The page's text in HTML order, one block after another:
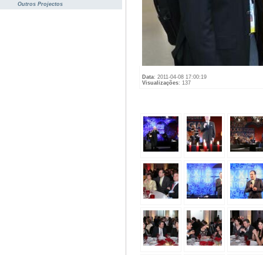
Outros Projectos
Data: 2011-04-08 17:00:19
Visualizações: 137